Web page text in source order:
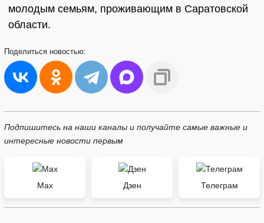
молодым семьям, проживающим в Саратовской
области.
Поделиться новостью:
Подпишитесь на наши каналы и получайте самые важные и
интересные новости первым
Max Дзен Телеграм